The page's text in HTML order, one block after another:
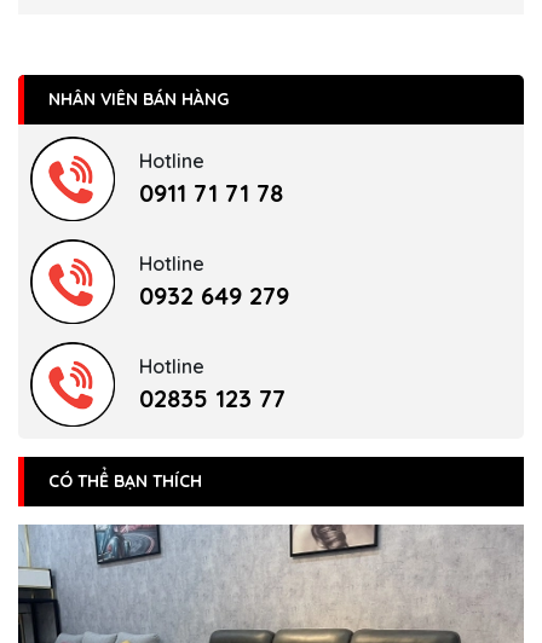
NHÂN VIÊN BÁN HÀNG
Hotline
0911 71 71 78
Hotline
0932 649 279
Hotline
02835 123 77
CÓ THỂ BẠN THÍCH